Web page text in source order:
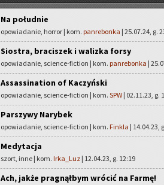
Na południe
opowiadanie, horror | kom. panrebonka | 25.07.24, g.
Siostra, braciszek i walizka forsy
opowiadanie, science-fiction | kom. panrebonka |
Assassination of Kaczyński
opowiadanie, science-fiction | kom. SPW | 02.11.23, g.
Parszywy Narybek
opowiadanie, science-fiction | kom. Finkla | 14.04.23,
Medytacja
szort, inne | kom. Irka_Luz | 12.04.23, g. 12:19
Ach, jakże pragnąłbym wrócić na Farmę!